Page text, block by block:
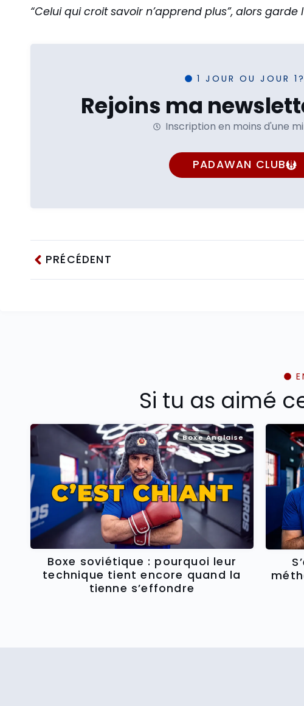
“Celui qui croit savoir n’apprend plus”, alors garde
1 JOUR OU JOUR 1?
Rejoins ma
Inscription en moins d'une
PADAWAN CLUB
PRÉCÉDENT
Si tu as aimé
Boxe Anglaise
Boxe soviétique : pourquoi leur
technique tient encore quand la
tienne s’effondre